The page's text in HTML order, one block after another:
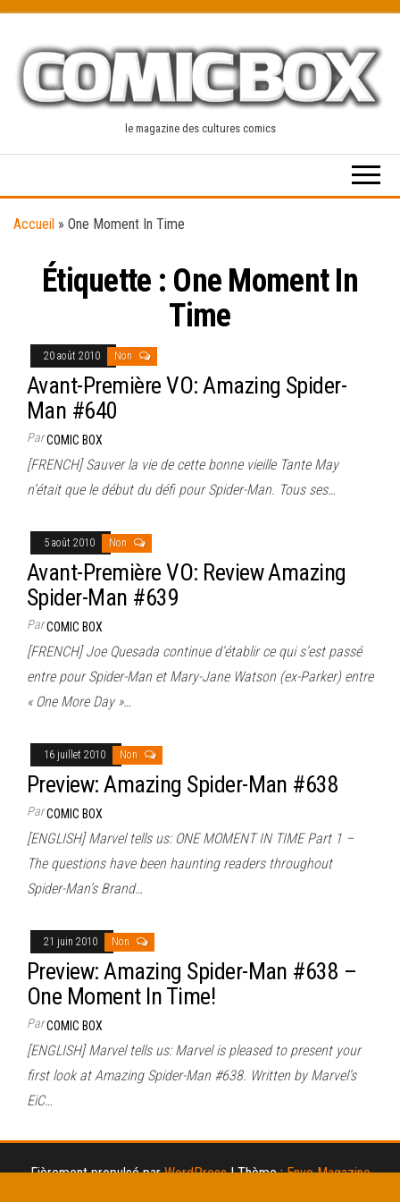
content
le magazine des cultures comics
Accueil » One Moment In Time
Étiquette : One Moment In
Time
20 août 2010 Non
Avant-Première VO: Amazing Spider-
Man #640
ParCOMIC BOX
[FRENCH] Sauver la vie de cette bonne vieille Tante May
n’était que le début du défi pour Spider-Man. Tous ses…
5 août 2010 Non
Avant-Première VO: Review Amazing
Spider-Man #639
ParCOMIC BOX
[FRENCH] Joe Quesada continue d’établir ce qui s’est passé
entre pour Spider-Man et Mary-Jane Watson (ex-Parker) entre
« One More Day »…
16 juillet 2010 Non
Preview: Amazing Spider-Man #638
ParCOMIC BOX
[ENGLISH] Marvel tells us: ONE MOMENT IN TIME Part 1 –
The questions have been haunting readers throughout
Spider-Man’s Brand…
21 juin 2010 Non
Preview: Amazing Spider-Man #638 –
One Moment In Time!
ParCOMIC BOX
[ENGLISH] Marvel tells us: Marvel is pleased to present your
first look at Amazing Spider-Man #638. Written by Marvel’s
EiC…
Fièrement propulsé parWordPress |Thème :Envo Magazine